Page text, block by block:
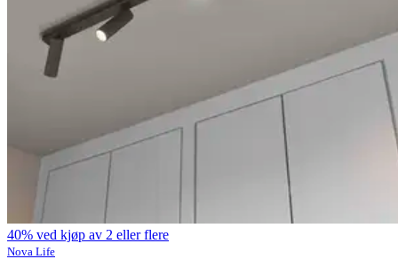
40% ved kjøp av 2 eller flere
Nova Life